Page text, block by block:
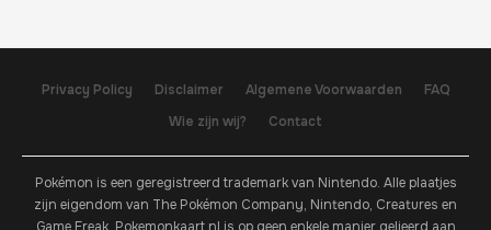
Privacy Policy Disclaimer Algemene Voorwaarden
FAQ
Wie zijn wij?
Contact
Pokémon is een geregistreerd trademark van Nintendo. Alle plaatjes
zijn eigendom van The Pokémon Company, Nintendo, Creatures en